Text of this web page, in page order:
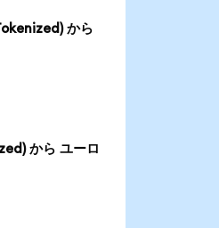
から
から ユーロ